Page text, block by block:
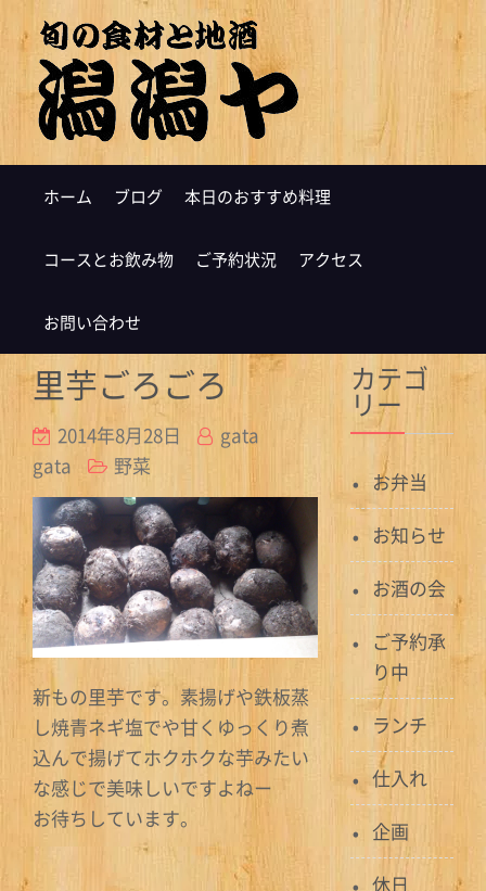
ホーム ブログ 本日のおすすめ料理
コースとお飲み物 ご予約状況 アクセス
お問い合わせ
里芋ごろごろ
2014年8月28日
gata
gata
野菜
新もの里芋です。素揚げや鉄板蒸
し焼青ネギ塩でや甘くゆっくり煮
込んで揚げてホクホクな芋みたい
な感じで美味しいですよねー
お待ちしています。
カテゴ
リー
お弁当
お知らせ
お酒の会
ご予約承
り中
ランチ
仕入れ
企画
休日